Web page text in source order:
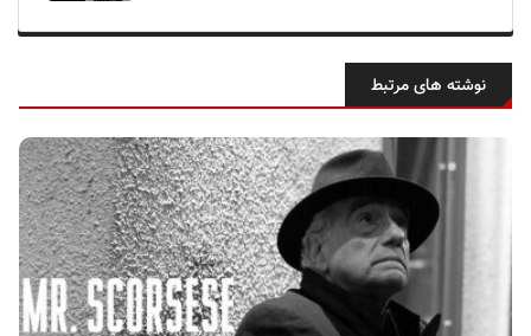
نوشته های مرتبط